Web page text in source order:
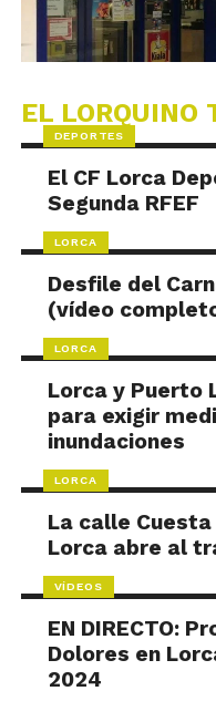
EL LORQUINO
DEPORTES
El CF Lorca
Segunda RFEF
LORCA
Desfile del
(vídeo
LORCA
Lorca y Puerto
para exigir
inundaciones
LORCA
La calle
Lorca abre al
VÍDEOS
EN DIRECTO:
Dolores en
2024